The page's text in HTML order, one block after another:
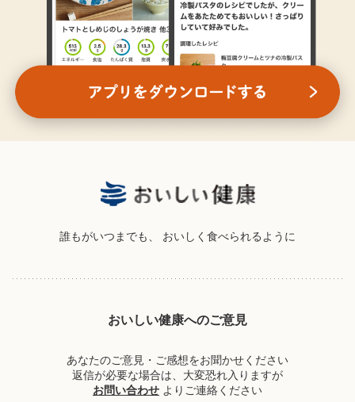
誰もがいつまでも、 おいしく食べられるように
おいしい健康へのご意見
あなたのご意見・ご感想をお聞かせください
返信が必要な場合は、大変恐れ入りますが
お問い合わせ よりご連絡ください